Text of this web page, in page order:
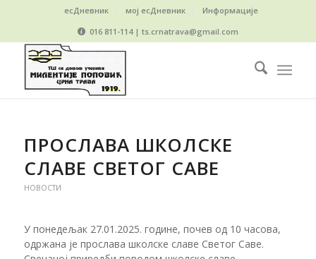
есДневник мој есДневник
Информације
016 811-114 | ts.crnatrava@gmail.com
ПРОСЛАВА ШКОЛСКЕ
СЛАВЕ СВЕТОГ САВЕ
НОВОСТИ
У понедељак 27.01.2025. године, почев од 10 часова,
одржана је прославa школске славе Светог Саве.